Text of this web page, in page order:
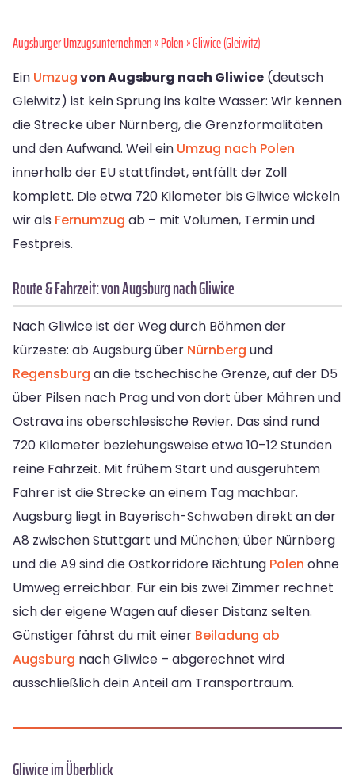
Augsburger Umzugsunternehmen»Polen» Gliwice (Gleiwitz)
Ein Umzugvon Augsburg nach Gliwice (deutsch
Gleiwitz) ist kein Sprung ins kalte Wasser: Wir kennen
die Strecke über Nürnberg, die Grenzformalitäten
und den Aufwand. Weil ein Umzug nach Polen
innerhalb der EU stattfindet, entfällt der Zoll
komplett. Die etwa 720 Kilometer bis Gliwice wickeln
wir als Fernumzug ab – mit Volumen, Termin und
Festpreis.
Route & Fahrzeit: von Augsburg nach Gliwice
Nach Gliwice ist der Weg durch Böhmen der
kürzeste: ab Augsburg über Nürnberg und
Regensburg an die tschechische Grenze, auf der D5
über Pilsen nach Prag und von dort über Mähren und
Ostrava ins oberschlesische Revier. Das sind rund
720 Kilometer beziehungsweise etwa 10–12 Stunden
reine Fahrzeit. Mit frühem Start und ausgeruhtem
Fahrer ist die Strecke an einem Tag machbar.
Augsburg liegt in Bayerisch-Schwaben direkt an der
A8 zwischen Stuttgart und München; über Nürnberg
und die A9 sind die Ostkorridore Richtung Polen ohne
Umweg erreichbar. Für ein bis zwei Zimmer rechnet
sich der eigene Wagen auf dieser Distanz selten.
Günstiger fährst du mit einer Beiladung ab
Augsburg nach Gliwice – abgerechnet wird
ausschließlich dein Anteil am Transportraum.
Gliwice im Überblick